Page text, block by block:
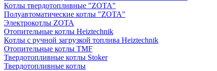
Котлы твердотопливные "ZOTA"
Полуавтоматические котлы "ZOTA"
Электрокотлы ZOTA
Отопительные котлы Heiztechnik
Котлы с ручной загрузкой топлива Heiztechnik
Отопительные котлы TMF
Твердотопливные котлы Stoker
Твердотопливные котлы